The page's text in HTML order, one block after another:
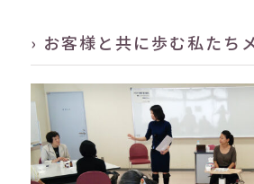
› お客様と共に歩む私たち